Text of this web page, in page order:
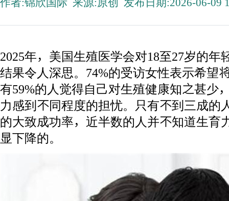
作者:锦欣国际 来源:原创 发布日期:2026-06-09
2025年，美国生殖医学会对18至27岁的年
结果令人深思。74%的受访女性表示希望
有59%的人觉得自己对生殖健康知之甚少
力感到不同程度的担忧。只有不到三成的
的大致成功率，近半数的人并不知道生育
显下降的。